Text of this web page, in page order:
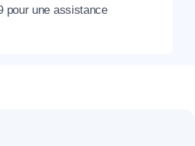
pour une assistance